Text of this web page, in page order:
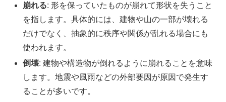
崩れる: 形を保っていたものが崩れて形状を失うこと
を指します。具体的には、建物や山の一部が壊れる
だけでなく、抽象的に秩序や関係が乱れる場合にも
使われます。
倒壊: 建物や構造物が倒れるように崩れることを意味
します。地震や風雨などの外部要因が原因で発生す
ることが多いです。